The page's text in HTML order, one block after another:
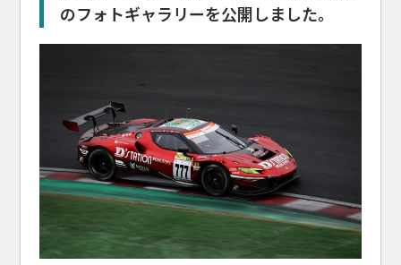
のフォトギャラリーを公開しました。